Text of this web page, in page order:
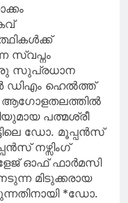
സ്വപ്നം
സുപ്രധാന
ഡിഎം ഹെൽത്ത്
ആഗോളതലത്തിൽ
പത്മശ്രീ
ഡോ. മൂപ്പൻസ്
നഴ്സിംഗ്
ഓഫ് ഫാർമസി
മിടുക്കരായ
*ഡോ.